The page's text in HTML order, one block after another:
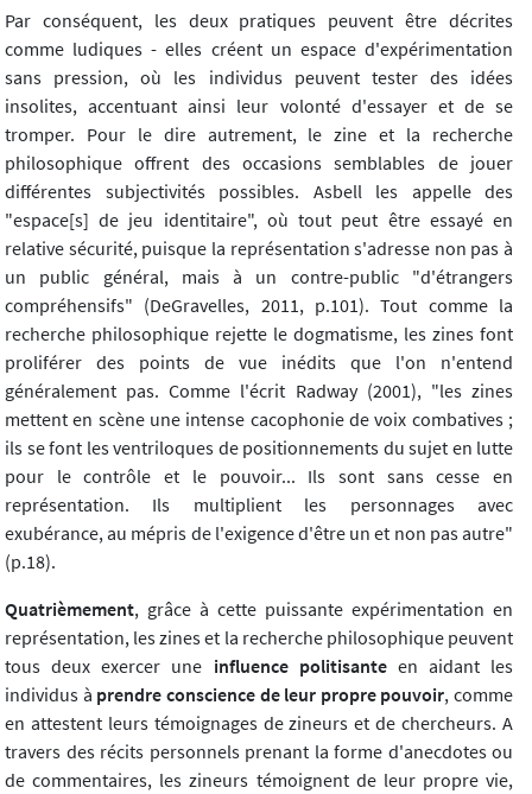
Par conséquent, les deux pratiques peuvent être décrites
comme ludiques - elles créent un espace d'expérimentation
sans pression, où les individus peuvent tester des idées
insolites, accentuant ainsi leur volonté d'essayer et de se
tromper. Pour le dire autrement, le zine et la recherche
philosophique offrent des occasions semblables de jouer
différentes subjectivités possibles. Asbell les appelle des
"espace[s] de jeu identitaire", où tout peut être essayé en
relative sécurité, puisque la représentation s'adresse non pas à
un public général, mais à un contre-public "d'étrangers
compréhensifs" (DeGravelles, 2011, p.101). Tout comme la
recherche philosophique rejette le dogmatisme, les zines font
proliférer des points de vue inédits que l'on n'entend
généralement pas. Comme l'écrit Radway (2001), "les zines
mettent en scène une intense cacophonie de voix combatives ;
ils se font les ventriloques de positionnements du sujet en lutte
pour le contrôle et le pouvoir... Ils sont sans cesse en
représentation. Ils multiplient les personnages avec
exubérance, au mépris de l'exigence d'être un et non pas autre"
(p.18).
Quatrièmement, grâce à cette puissante expérimentation en
représentation, les zines et la recherche philosophique peuvent
tous deux exercer une influence politisante en aidant les
individus à prendre conscience de leur propre pouvoir, comme
en attestent leurs témoignages de zineurs et de chercheurs. A
travers des récits personnels prenant la forme d'anecdotes ou
de commentaires, les zineurs témoignent de leur propre vie,